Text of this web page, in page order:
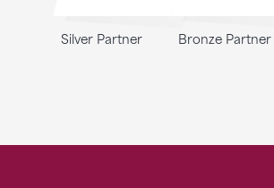
Silver Partner Bronze Partner